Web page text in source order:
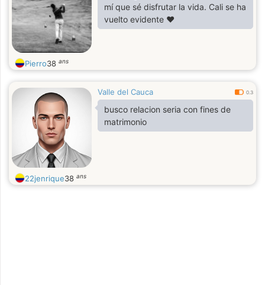
mí que sé disfrutar la vida. Cali se ha
vuelto evidente ❤️
Pierro38 ans
Valle del Cauca 0.3
busco relacion seria con fines de
matrimonio
22jenrique38 ans